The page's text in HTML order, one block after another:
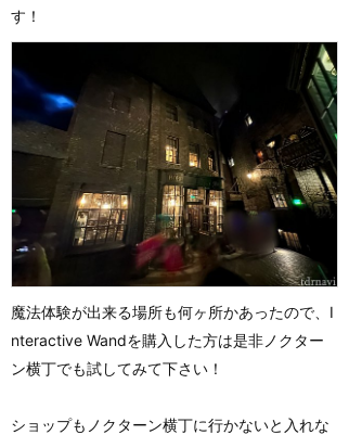
す！
魔法体験が出来る場所も何ヶ所かあったので、I
nteractive Wandを購入した方は是非ノクター
ン横丁でも試してみて下さい！
ショップもノクターン横丁に行かないと入れな